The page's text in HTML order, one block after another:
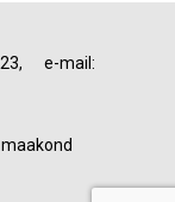
e-mail: